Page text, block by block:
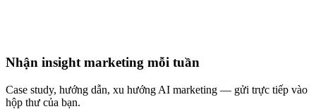
Nhận insight marketing mỗi tuần
Case study, hướng dẫn, xu hướng AI marketing — gửi trực tiếp vào
hộp thư của bạn.